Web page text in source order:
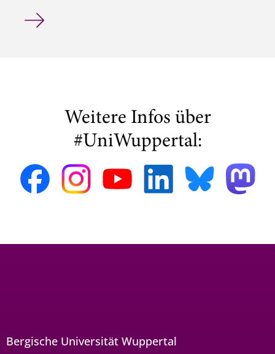
Sommerfest der Fachschaft 720
Weitere Infos über
#UniWuppertal:
Bergische Universität Wuppertal